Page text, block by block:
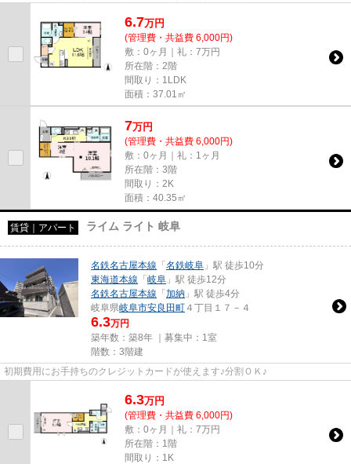
6.7万円
(管理費・共益費 6,000円)
敷：0ヶ月｜礼：7万円
所在階：2階
間取り：1LDK
面積：37.01㎡
7万円
(管理費・共益費 6,000円)
敷：0ヶ月｜礼：1ヶ月
所在階：3階
間取り：2K
面積：40.35㎡
賃貸｜アパート ライム ライト 岐阜
名鉄名古屋本線 「 名鉄岐阜 」駅 徒歩10分
東海道本線 「 岐阜 」駅 徒歩12分
名鉄名古屋本線 「 加納 」駅 徒歩4分
岐阜県岐阜市安良田町 ４丁目１７－４
6.3万円
築年数：築8年 ｜募集中： 1室
階数：3階建
初期費用にお手持ちのクレジットカードが使えます♪分割ＯＫ♪
6.3万円
(管理費・共益費 6,000円)
敷：0ヶ月｜礼：7万円
所在階：1階
間取り：1K